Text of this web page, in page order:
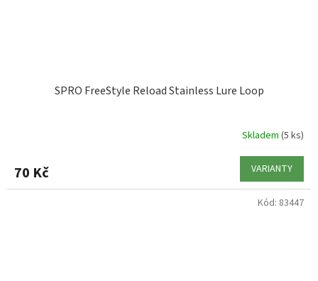
SPRO FreeStyle Reload Stainless Lure Loop
Skladem (5 ks)
70 Kč VARIANTY
Kód: 83447